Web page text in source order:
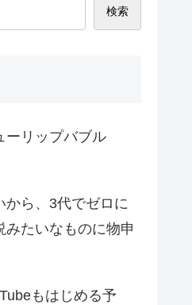
検索
ーリップバブル
から、3代でゼロに
みたいなものに物申
もはじめる予